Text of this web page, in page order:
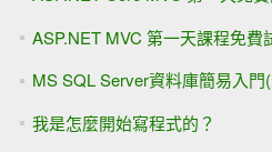
ASP.NET MVC 第一天課程免費
MS SQL Server資料庫簡易入門
我是怎麼開始寫程式的？